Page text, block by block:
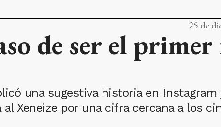
25 de
de ser el
una sugestiva historia en Instagram
Xeneize por una cifra cercana a los